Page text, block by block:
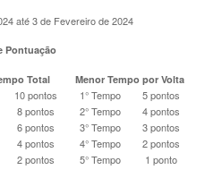
até 3 de Fevereiro de 2024
Pontuação
Total
10 pontos
8 pontos
6 pontos
4 pontos
2 pontos
Menor Tempo por Volta
1° Tempo
5 pontos
2° Tempo
4 pontos
3° Tempo
3 pontos
4° Tempo
2 pontos
5° Tempo
1 ponto